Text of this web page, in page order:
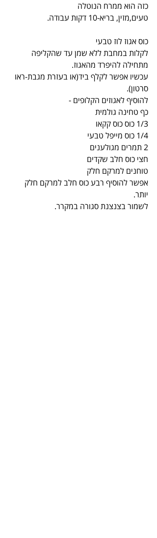
כזה הוא ממרח הנוטלה
טעים,מזין, בריא-10 דקות עבודה.
כוס אגוז לוז טבעי
לקלות במחבת ללא שמן עד שהקליפה
מתחילה להיפרד מהאגוז.
עכשיו אפשר לקלף ביד(או בעזרת מגבת-ראו
סרטון).
להוסיף לאגוזים הקלופים -
כף טחינה גולמית
1/3 כוס כוס קקאו
1/4 כוס מייפל טבעי
2 תמרים מגולענים
חצי כוס חלב שקדים
טוחנים למרקם חלק
אפשר להוסיף רבע כוס חלב למרקם חלק
יותר.
לשמור בצנצנת סגורה במקרר.